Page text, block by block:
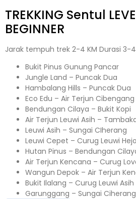
TREKKING Sentul
BEGINNER
Jarak tempuh trek 2-4 KM Durasi 3-
Bukit Pinus Gunung Pancar
Jungle Land – Puncak Dua
Hambalang Hills – Puncak Dua
Eco Edu – Air Terjun Cibengang
Bendungan Cilaya – Bukit Kopi
Air Terjun Leuwi Asih –
Leuwi Asih – Sungai CIherang
Leuwi Cepet – Curug Leuwi Hejo
Hutan Pinus – Bendungan
Air Terjun Kencana – Curug
Wangun Depok – Air Terjun
Bukit Ilalang – Curug Leuwi Asih
Garunggang – Sungai Ciherang